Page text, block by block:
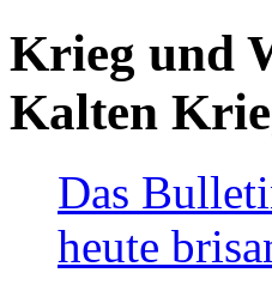
Krieg und
Kalten
Das
heute